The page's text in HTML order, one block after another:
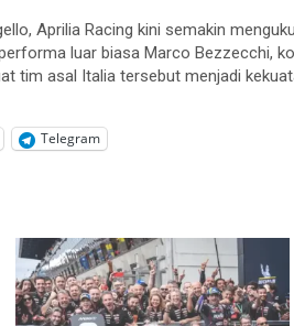
Aprilia Racing kini semakin
luar biasa Marco Bezzecchi,
tim asal Italia tersebut menjadi
Telegram